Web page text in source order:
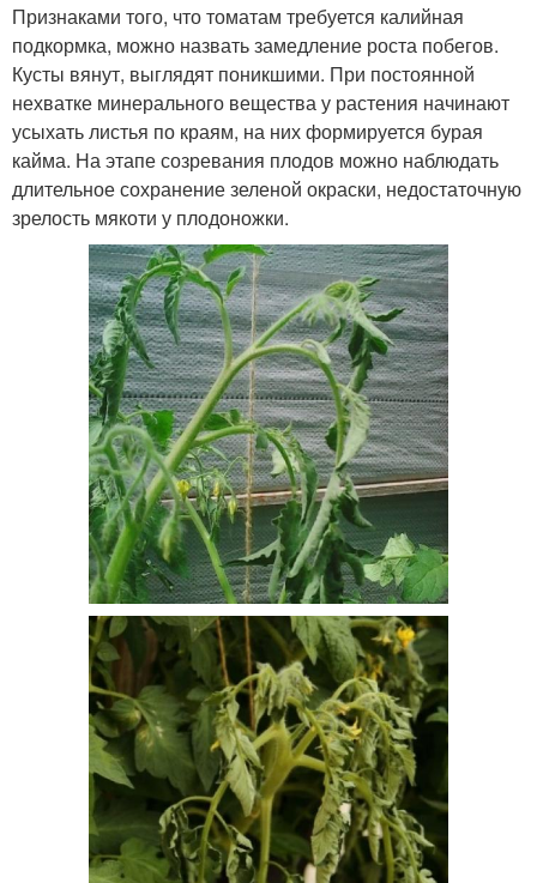
Признаками того, что томатам требуется калийная
подкормка, можно назвать замедление роста побегов.
Кусты вянут, выглядят поникшими. При постоянной
нехватке минерального вещества у растения начинают
усыхать листья по краям, на них формируется бурая
кайма. На этапе созревания плодов можно наблюдать
длительное сохранение зеленой окраски, недостаточную
зрелость мякоти у плодоножки.